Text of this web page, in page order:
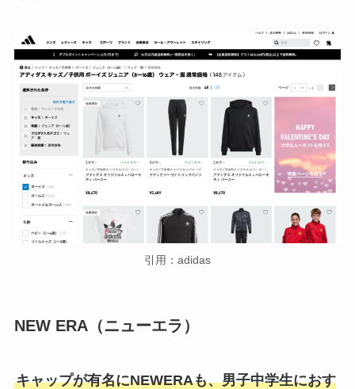
引用：adidas
NEW ERA（ニューエラ）
キャップが有名にNEWERAも、男子中学生におす